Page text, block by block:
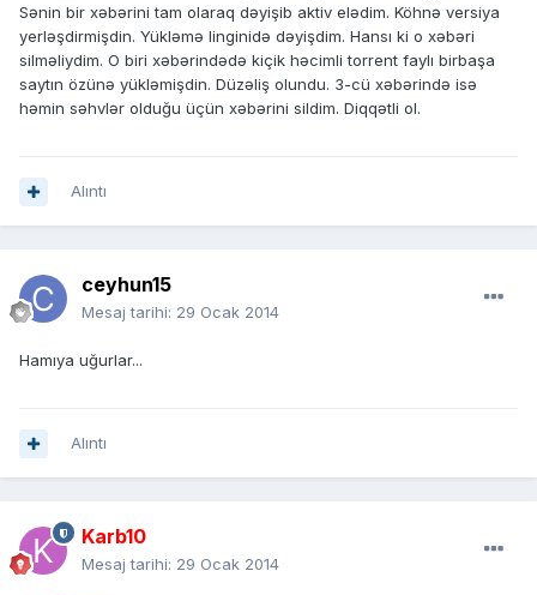
Sənin bir xəbərini tam olaraq dəyişib aktiv elədim. Köhnə versiya
yerləşdirmişdin. Yükləmə linginidə dəyişdim. Hansı ki o xəbəri
silməliydim. O biri xəbərindədə kiçik həcimli torrent faylı birbaşa
saytın özünə yükləmişdin. Düzəliş olundu. 3-cü xəbərində isə
həmin səhvlər olduğu üçün xəbərini sildim. Diqqətli ol.
Alıntı
ceyhun15
Mesaj tarihi: 29 Ocak 2014
Hamıya uğurlar...
Alıntı
Karb10
Mesaj tarihi: 29 Ocak 2014